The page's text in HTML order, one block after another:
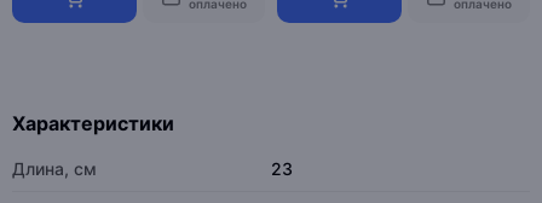
оплачено оплачено
Характеристики
Длина, см 23